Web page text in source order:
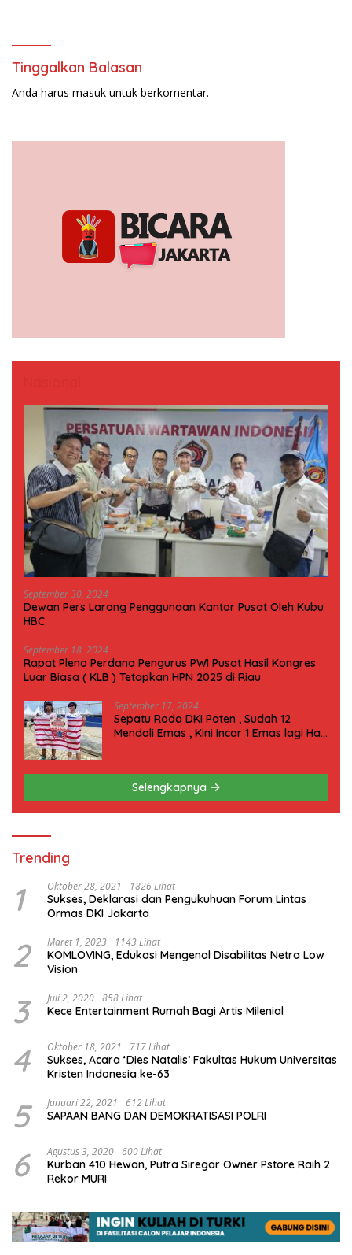
Tinggalkan Balasan
Anda harus masuk untuk berkomentar.
September 30, 2024
Dewan Pers Larang Penggunaan Kantor Pusat Oleh Kubu
HBC
September 18, 2024
Rapat Pleno Perdana Pengurus PWI Pusat Hasil Kongres
Luar Biasa ( KLB ) Tetapkan HPN 2025 di Riau
September 17, 2024
Sepatu Roda DKI Paten , Sudah 12
Mendali Emas , Kini Incar 1 Emas lagi Hari
Selengkapnya
Trending
1 Oktober 28, 2021 1826 Lihat
Sukses, Deklarasi dan Pengukuhuan Forum Lintas
Ormas DKI Jakarta
2 Maret 1, 2023 1143 Lihat
KOMLOVING, Edukasi Mengenal Disabilitas Netra Low
Vision
3 Juli 2, 2020 858 Lihat
Kece Entertainment Rumah Bagi Artis Milenial
4 Oktober 18, 2021 717 Lihat
Sukses, Acara ‘Dies Natalis’ Fakultas Hukum Universitas
Kristen Indonesia ke-63
5 Januari 22, 2021 612 Lihat
SAPAAN BANG DAN DEMOKRATISASI POLRI
6 Agustus 3, 2020 600 Lihat
Kurban 410 Hewan, Putra Siregar Owner Pstore Raih 2
Rekor MURI